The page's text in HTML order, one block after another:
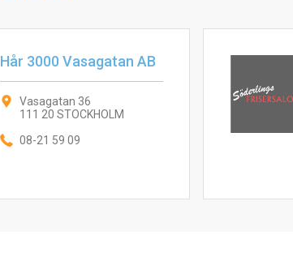
Hår 3000 Vasagatan AB
Vasagatan 36
111 20 STOCKHOLM
08-21 59 09